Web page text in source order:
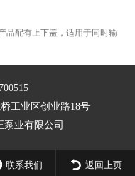
有上下盖，适用于同时输
工业区创业路18号
业有限公司
联系我们 返回上页